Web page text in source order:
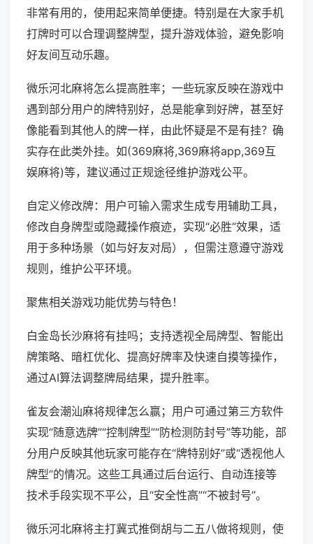
非常有用的，使用起来简单便捷。特别是在大家手机
打牌时可以合理调整牌型，提升游戏体验，避免影响
好友间互动乐趣。
微乐河北麻将怎么提高胜率；一些玩家反映在游戏中
遇到部分用户的牌特别好，总是能拿到好牌，甚至好
像能看到其他人的牌一样，由此怀疑是不是有挂？确
实存在此类外挂。如(369麻将,369麻将app,369互
娱麻将)等，建议通过正规途径维护游戏公平。
自定义修改牌：用户可输入需求生成专用辅助工具，
修改自身牌型或隐藏操作痕迹，实现“必胜”效果，适
用于多种场景（如与好友对局），但需注意遵守游戏
规则，维护公平环境。
聚焦相关游戏功能优势与特色！
白金岛长沙麻将有挂吗；支持透视全局牌型、智能出
牌策略、暗杠优化、提高好牌率及快速自摸等操作，
通过AI算法调整牌局结果，提升胜率。
雀友会潮汕麻将规律怎么赢；用户可通过第三方软件
实现“随意选牌”“控制牌型”“防检测防封号”等功能，部
分用户反映其他玩家可能存在“牌特别好”或“透视他人
牌型”的情况。这些工具通过后台运行、自动连接等
技术手段实现不平公，且“安全性高”“不被封号”。
微乐河北麻将主打冀式推倒胡与二五八做将规则，使